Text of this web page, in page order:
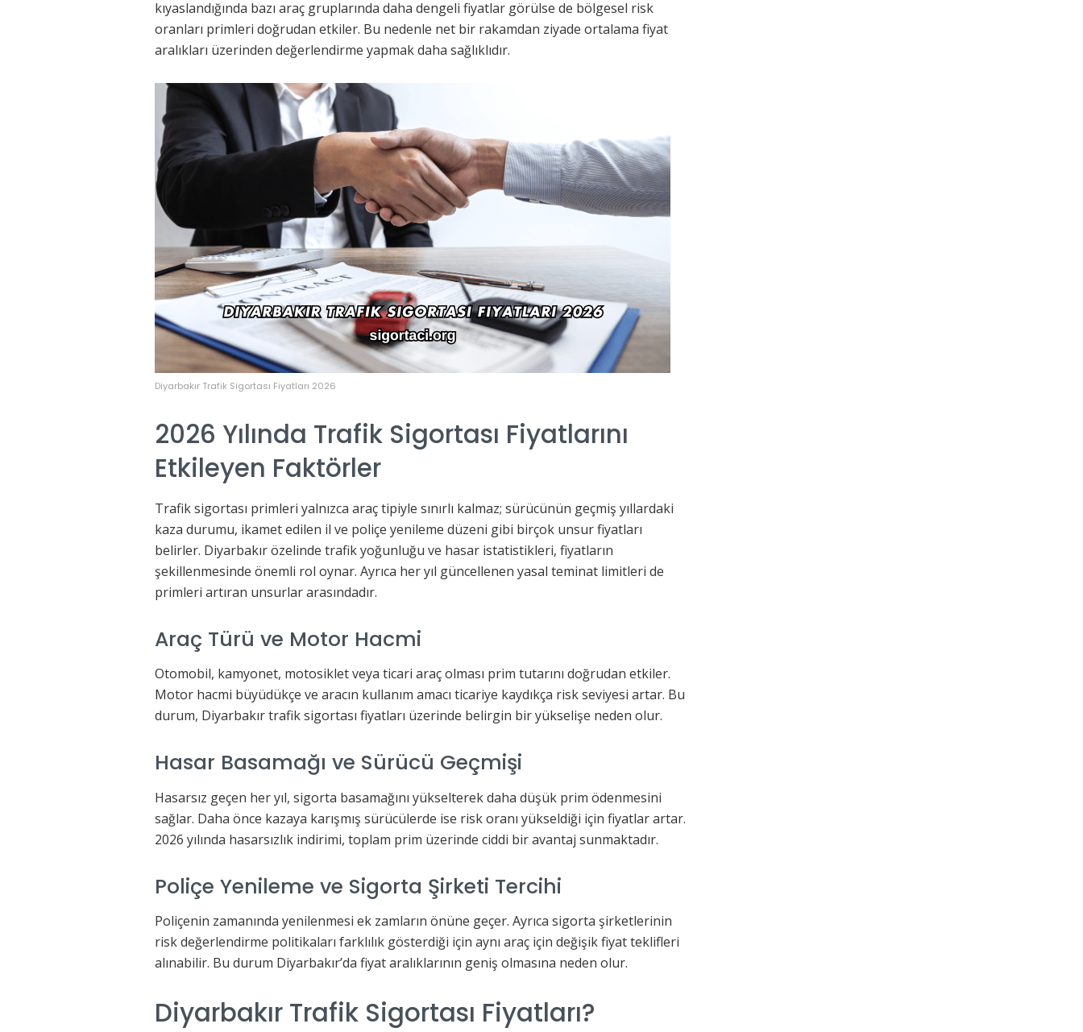
kıyaslandığında bazı araç gruplarında daha dengeli fiyatlar görülse de bölgesel risk
oranları primleri doğrudan etkiler. Bu nedenle net bir rakamdan ziyade ortalama fiyat
aralıkları üzerinden değerlendirme yapmak daha sağlıklıdır.
Diyarbakır Trafik Sigortası Fiyatları 2026
2026 Yılında Trafik Sigortası Fiyatlarını
Etkileyen Faktörler
Trafik sigortası primleri yalnızca araç tipiyle sınırlı kalmaz; sürücünün geçmiş yıllardaki
kaza durumu, ikamet edilen il ve poliçe yenileme düzeni gibi birçok unsur fiyatları
belirler. Diyarbakır özelinde trafik yoğunluğu ve hasar istatistikleri, fiyatların
şekillenmesinde önemli rol oynar. Ayrıca her yıl güncellenen yasal teminat limitleri de
primleri artıran unsurlar arasındadır.
Araç Türü ve Motor Hacmi
Otomobil, kamyonet, motosiklet veya ticari araç olması prim tutarını doğrudan etkiler.
Motor hacmi büyüdükçe ve aracın kullanım amacı ticariye kaydıkça risk seviyesi artar. Bu
durum, Diyarbakır trafik sigortası fiyatları üzerinde belirgin bir yükselişe neden olur.
Hasar Basamağı ve Sürücü Geçmişi
Hasarsız geçen her yıl, sigorta basamağını yükselterek daha düşük prim ödenmesini
sağlar. Daha önce kazaya karışmış sürücülerde ise risk oranı yükseldiği için fiyatlar artar.
2026 yılında hasarsızlık indirimi, toplam prim üzerinde ciddi bir avantaj sunmaktadır.
Poliçe Yenileme ve Sigorta Şirketi Tercihi
Poliçenin zamanında yenilenmesi ek zamların önüne geçer. Ayrıca sigorta şirketlerinin
risk değerlendirme politikaları farklılık gösterdiği için aynı araç için değişik fiyat teklifleri
alınabilir. Bu durum Diyarbakır’da fiyat aralıklarının geniş olmasına neden olur.
Diyarbakır Trafik Sigortası Fiyatları?